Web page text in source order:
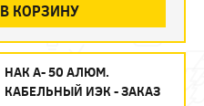
В КОРЗИНУ
НАК А- 50 АЛЮМ.
КАБЕЛЬНЫЙ ИЭК - ЗАКАЗ